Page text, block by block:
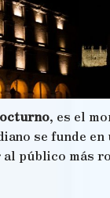
, es el
se funde en
al público más